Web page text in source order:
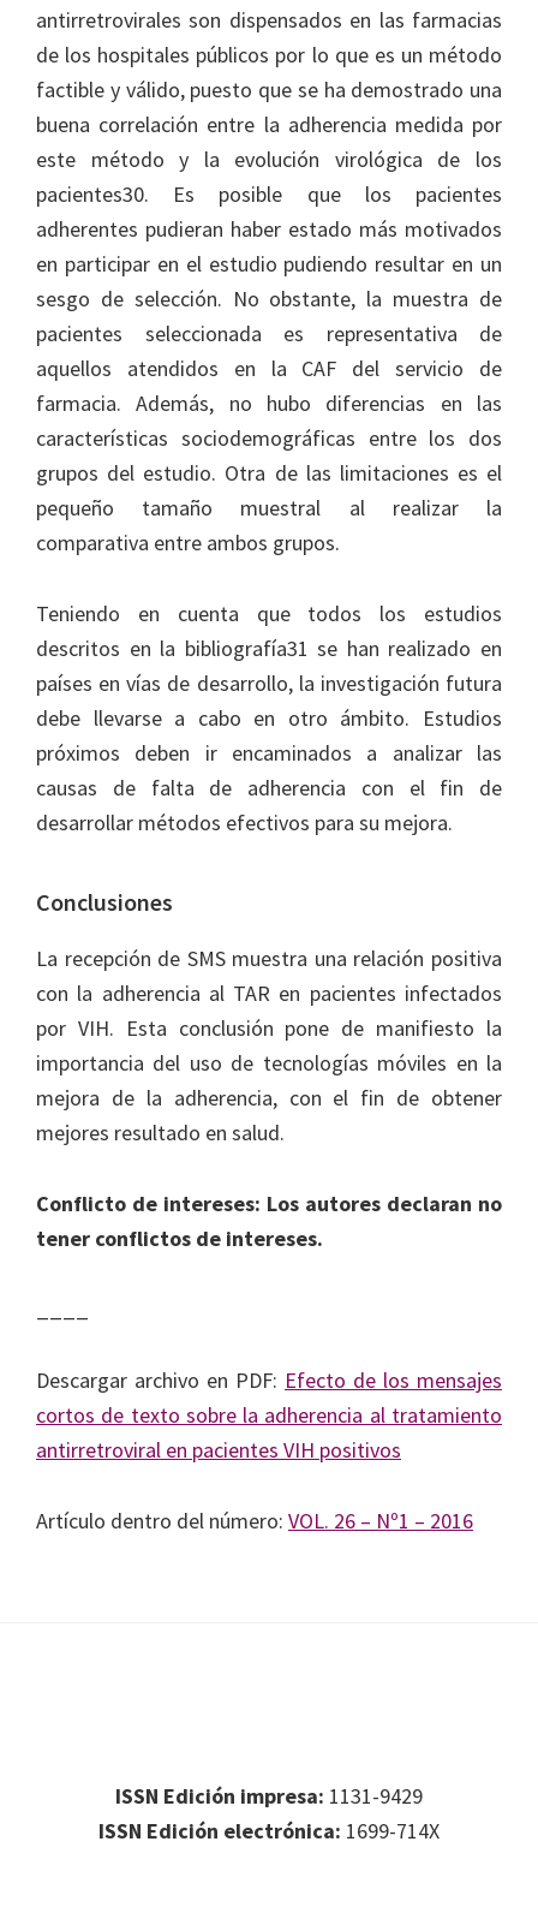
antirretrovirales son dispensados en las farmacias
de los hospitales públicos por lo que es un método
factible y válido, puesto que se ha demostrado una
buena correlación entre la adherencia medida por
este método y la evolución virológica de los
pacientes30. Es posible que los pacientes
adherentes pudieran haber estado más motivados
en participar en el estudio pudiendo resultar en un
sesgo de selección. No obstante, la muestra de
pacientes seleccionada es representativa de
aquellos atendidos en la CAF del servicio de
farmacia. Además, no hubo diferencias en las
características sociodemográficas entre los dos
grupos del estudio. Otra de las limitaciones es el
pequeño tamaño muestral al realizar la
comparativa entre ambos grupos.
Teniendo en cuenta que todos los estudios
descritos en la bibliografía31 se han realizado en
países en vías de desarrollo, la investigación futura
debe llevarse a cabo en otro ámbito. Estudios
próximos deben ir encaminados a analizar las
causas de falta de adherencia con el fin de
desarrollar métodos efectivos para su mejora.
Conclusiones
La recepción de SMS muestra una relación positiva
con la adherencia al TAR en pacientes infectados
por VIH. Esta conclusión pone de manifiesto la
importancia del uso de tecnologías móviles en la
mejora de la adherencia, con el fin de obtener
mejores resultado en salud.
Conflicto de intereses: Los autores declaran no
tener conflictos de intereses.
Descargar archivo en PDF: Efecto de los mensajes
cortos de texto sobre la adherencia al tratamiento
antirretroviral en pacientes VIH positivos
Artículo dentro del número: VOL. 26 – Nº1 – 2016
ISSN Edición impresa: 1131-9429
ISSN Edición electrónica: 1699-714X